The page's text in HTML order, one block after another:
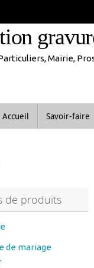
Mairie,
Accueil Savoir-faire
de produits
de mariage